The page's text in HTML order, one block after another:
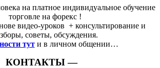
на платное индивидуальное обучение
торговле на форекс !
видео-уроков ️ + консультирование и
советы, обсуждения.
тут и в личном общении…
КОНТАКТЫ —